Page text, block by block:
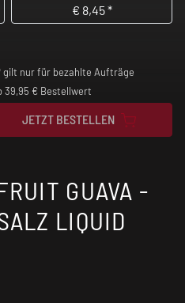
€ 8,45*
gilt nur für bezahlte Aufträge
39,95 € Bestellwert
JETZT BESTELLEN
GUAVA -
LIQUID